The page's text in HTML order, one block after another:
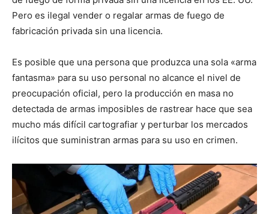
Pero es ilegal vender o regalar armas de fuego de
fabricación privada sin una licencia.
Es posible que una persona que produzca una sola «arma
fantasma» para su uso personal no alcance el nivel de
preocupación oficial, pero la producción en masa no
detectada de armas imposibles de rastrear hace que sea
mucho más difícil cartografiar y perturbar los mercados
ilícitos que suministran armas para su uso en crimen.